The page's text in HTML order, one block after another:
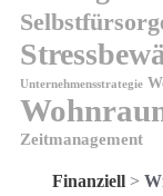
Unternehmensstrategie
Zeitmanagement
Finanziell>